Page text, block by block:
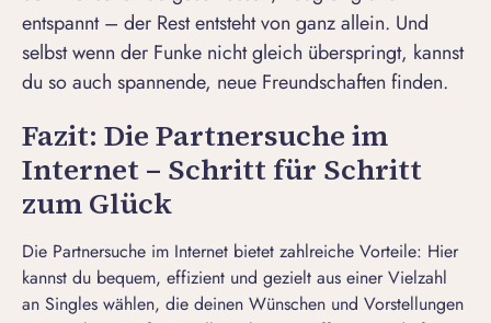
entspannt – der Rest entsteht von ganz allein. Und
selbst wenn der Funke nicht gleich überspringt, kannst
du so auch spannende, neue Freundschaften finden.
Fazit: Die Partnersuche im
Internet – Schritt für Schritt
zum Glück
Die Partnersuche im Internet bietet zahlreiche Vorteile: Hier
kannst du bequem, effizient und gezielt aus einer Vielzahl
an Singles wählen, die deinen Wünschen und Vorstellungen